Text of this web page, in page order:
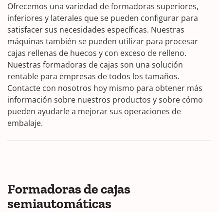
Ofrecemos una variedad de formadoras superiores,
inferiores y laterales que se pueden configurar para
satisfacer sus necesidades específicas. Nuestras
máquinas también se pueden utilizar para procesar
cajas rellenas de huecos y con exceso de relleno.
Nuestras formadoras de cajas son una solución
rentable para empresas de todos los tamaños.
Contacte con nosotros hoy mismo para obtener más
información sobre nuestros productos y sobre cómo
pueden ayudarle a mejorar sus operaciones de
embalaje.
Formadoras de cajas
semiautomáticas